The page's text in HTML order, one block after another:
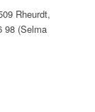
Rheurdt,
98 (Selma